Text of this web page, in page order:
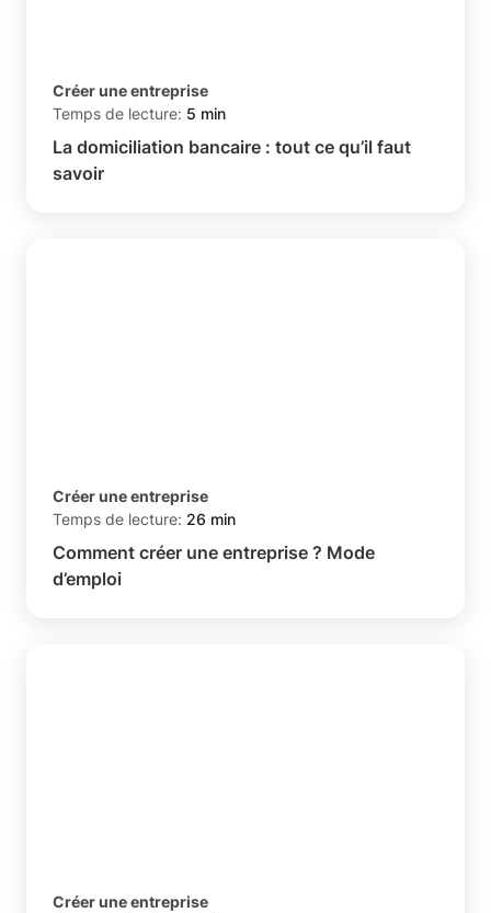
Créer une entreprise
Temps de lecture: 5 min
La domiciliation bancaire : tout ce qu’il faut
savoir
Créer une entreprise
Temps de lecture: 26 min
Comment créer une entreprise ? Mode
d’emploi
Créer une entreprise